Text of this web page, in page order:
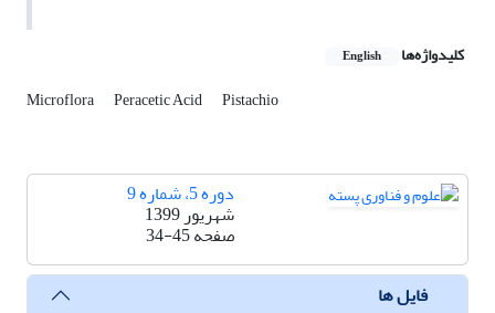
کلیدواژه‌ها English
Microflora Peracetic Acid Pistachio
دوره 5، شماره 9
شهریور 1399
صفحه34-45
فایل ها